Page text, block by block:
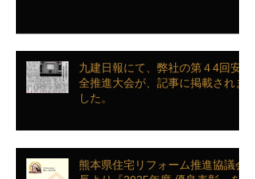
九建日報にて、弊社の第４4回安
全推進大会が、記事に掲載されま
した。
熊本県住宅リフォーム推進協議会